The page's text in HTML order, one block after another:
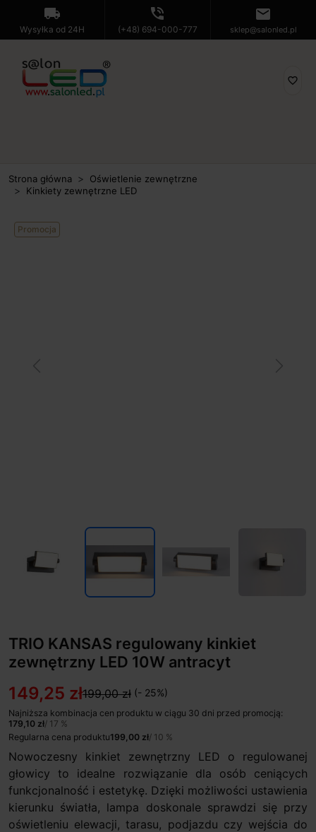
local_shipping
Wysyłka od 24H
phone_in_talk
(+48) 694-000-777
mail
sklep@salonled.pl
favorite_border
Strona główna
Oświetlenie zewnętrzne
Kinkiety zewnętrzne LED
Promocja
TRIO KANSAS regulowany kinkiet
zewnętrzny LED 10W antracyt
149,25 zł199,00 zł (- 25%)
Najniższa kombinacja cen produktu w ciągu 30 dni przed promocją:
179,10 zł/ 17 %
Regularna cena produktu199,00 zł/ 10 %
Nowoczesny kinkiet zewnętrzny LED o regulowanej
głowicy to idealne rozwiązanie dla osób ceniących
funkcjonalność i estetykę. Dzięki możliwości ustawienia
kierunku światła, lampa doskonale sprawdzi się przy
oświetleniu elewacji, tarasu, podjazdu czy wejścia do